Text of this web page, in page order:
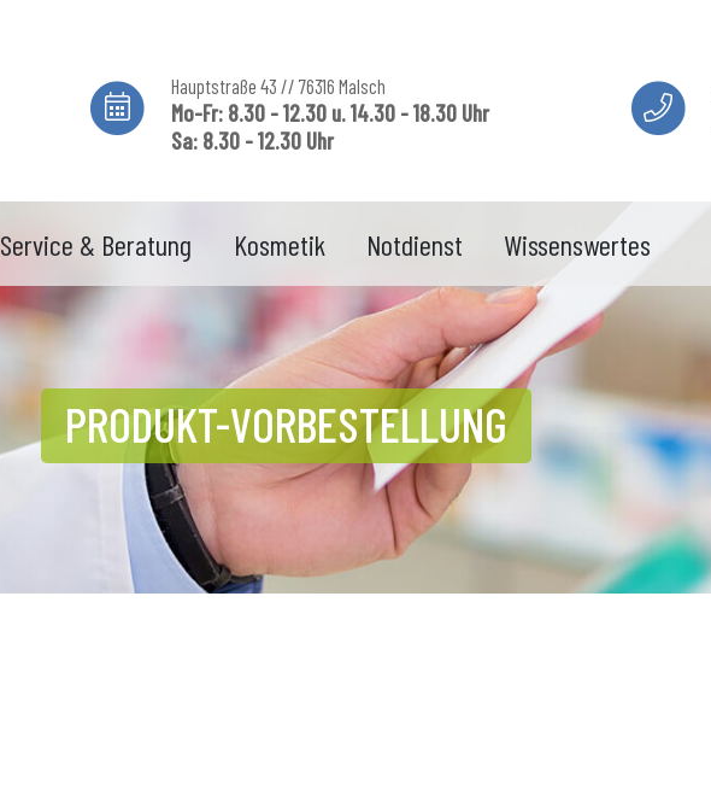
Hauptstraße 43 // 76316 Malsch
Mo-Fr: 8.30 - 12.30 u. 14.30 - 18.30 Uhr
Sa: 8.30 - 12.30 Uhr
Service & Beratung Kosmetik Notdienst Wissenswertes
PRODUKT-VORBESTELLUNG